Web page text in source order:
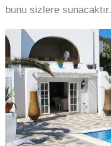
bunu sizlere sunacaktır.